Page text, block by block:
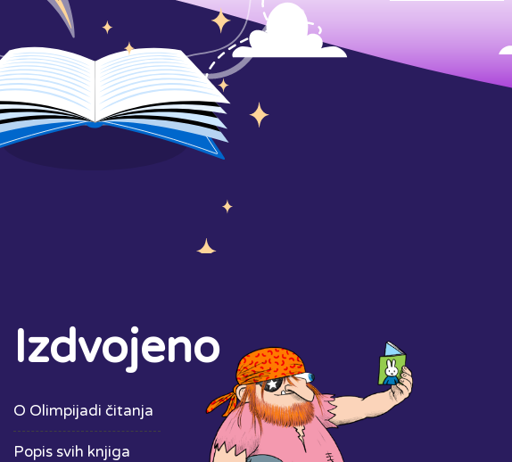
Izdvojeno
O Olimpijadi čitanja
Popis svih knjiga